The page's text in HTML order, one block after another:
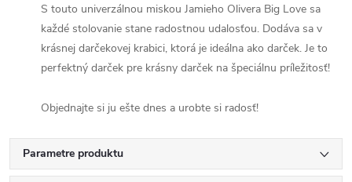
S touto univerzálnou miskou Jamieho Olivera Big Love sa
každé stolovanie stane radostnou udalosťou. Dodáva sa v
krásnej darčekovej krabici, ktorá je ideálna ako darček. Je to
perfektný darček pre krásny darček na špeciálnu príležitosť!
Objednajte si ju ešte dnes a urobte si radosť!
Parametre produktu